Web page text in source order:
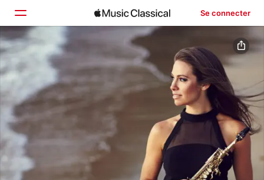
Se connecter
Accueil
Parcourir
Rechercher